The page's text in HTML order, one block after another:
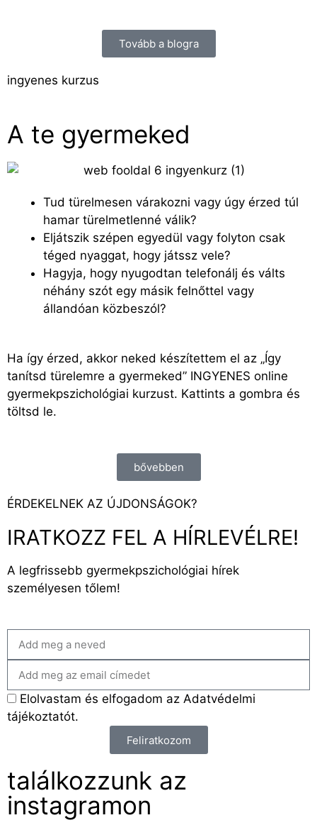
Tovább a blogra
ingyenes kurzus
A te gyermeked
Tud türelmesen várakozni vagy úgy érzed túl
hamar türelmetlenné válik?
Eljátszik szépen egyedül vagy folyton csak
téged nyaggat, hogy játssz vele?
Hagyja, hogy nyugodtan telefonálj és válts
néhány szót egy másik felnőttel vagy
állandóan közbeszól?
Ha így érzed, akkor neked készítettem el az „Így
tanítsd türelemre a gyermeked” INGYENES online
gyermekpszichológiai kurzust. Kattints a gombra és
töltsd le.
bővebben
ÉRDEKELNEK AZ ÚJDONSÁGOK?
IRATKOZZ FEL A HÍRLEVÉLRE!
A legfrissebb gyermekpszichológiai hírek
személyesen tőlem!
Elolvastam és elfogadom az Adatvédelmi
tájékoztatót.
Feliratkozom
találkozzunk az
instagramon